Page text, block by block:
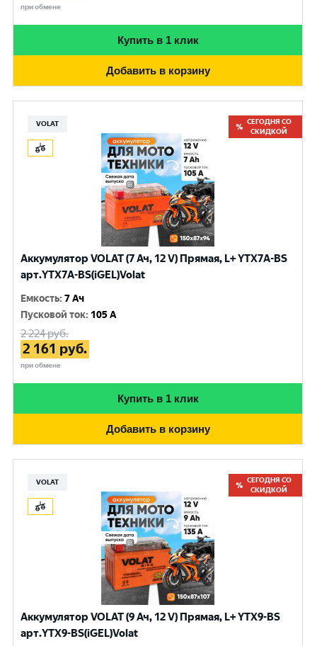
при обмене
Купить в 1 клик
Добавить в корзину
VOLAT
СЕГОДНЯ СО
СКИДКОЙ
Аккумулятор VOLAT (7 Ач, 12 V) Прямая, L+ YTX7A-BS
арт.YTX7A-BS(iGEL)Volat
Емкость:7 Ач
Пусковой ток: 105 A
2 224руб.
2 161 руб.
при обмене
Купить в 1 клик
Добавить в корзину
VOLAT
СЕГОДНЯ СО
СКИДКОЙ
Аккумулятор VOLAT (9 Ач, 12 V) Прямая, L+ YTX9-BS
арт.YTX9-BS(iGEL)Volat